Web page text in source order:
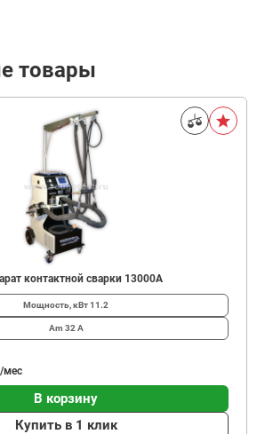
товары
контактной сварки 13000А
Мощность, кВт11.2
Am 32 А
мес
В корзину
Купить в 1 клик